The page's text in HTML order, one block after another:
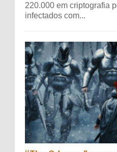
220.000 em criptografia
infectados com...